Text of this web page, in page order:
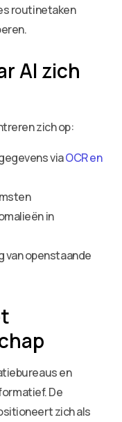
routinetaken
AI zich
zich op:
viaOCR en
in
van openstaande
en
De
zich als